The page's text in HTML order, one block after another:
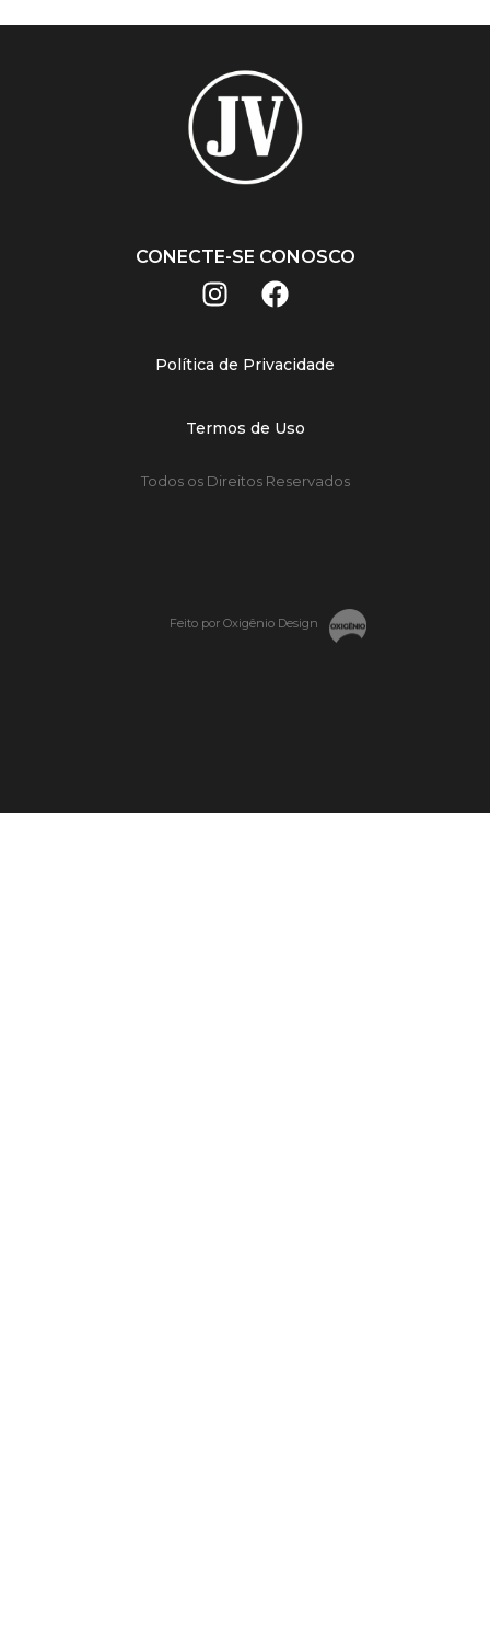
CONECTE-SE CONOSCO
Política de Privacidade
Termos de Uso
Todos os Direitos Reservados
Feito por Oxigênio Design